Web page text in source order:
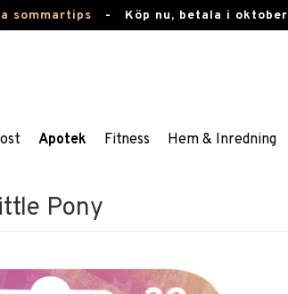
sommartips - Köp nu, betala i
Apotek Fitness Hem & Inredning
Pony